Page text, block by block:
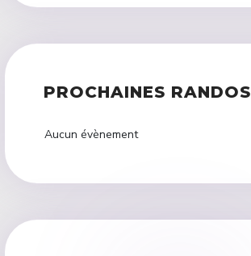
PROCHAINES RANDOS
Aucun évènement